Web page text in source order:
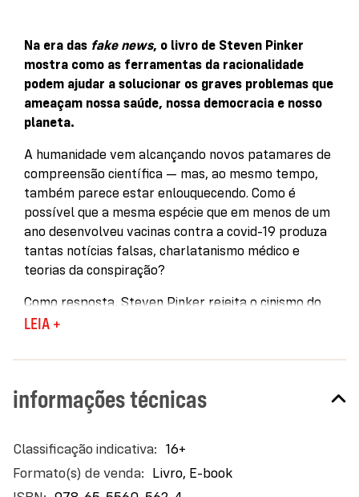
Na era das fake news, o livro de Steven Pinker
mostra como as ferramentas da racionalidade
podem ajudar a solucionar os graves problemas que
ameaçam nossa saúde, nossa democracia e nosso
planeta.
A humanidade vem alcançando novos patamares de
compreensão científica — mas, ao mesmo tempo,
também parece estar enlouquecendo. Como é
possível que a mesma espécie que em menos de um
ano desenvolveu vacinas contra a covid-19 produza
tantas notícias falsas, charlatanismo médico e
teorias da conspiração?
Como resposta, Steven Pinker rejeita o cinismo do
lugar-comum de que os humanos são simplesmente
cheios de preconceitos, falácias e ilusões. Afinal,
prolongamos nosso tempo de vida e estabelecemos
os referenciais da própria racionalidade. Mas, se
baixa tecnologia em que passamos a maior parte da
vida, por que não tiramos proveito das poderosas
LEIA +
informações técnicas
Mais
informações
16+
Livro, E-book